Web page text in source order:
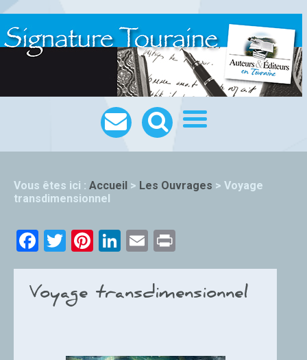
Vous êtes ici : Accueil > Les Ouvrages > Voyage
transdimensionnel
Facebook
TwitterPinterest
LinkedIn
Email
Voyage transdimensionnel